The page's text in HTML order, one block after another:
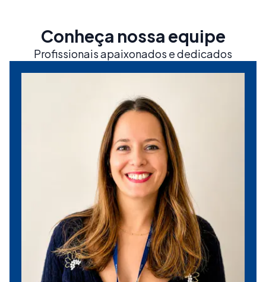
Conheça nossa equipe
Profissionais apaixonados e dedicados